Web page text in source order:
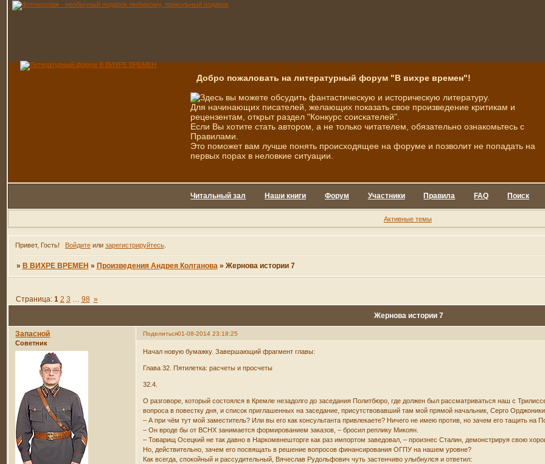
Добро пожаловать на литературный форум "В вихре времен"!
Здесь вы можете обсудить фантастическую и историческую литературу.
Для начинающих писателей, желающих показать свое произведение критикам и
рецензентам, открыт раздел "Конкурс соискателей".
Если Вы хотите стать автором, а не только читателем, обязательно ознакомьтесь с
Правилами.
Это поможет вам лучше понять происходящее на форуме и позволит не попадать на
первых порах в неловкие ситуации.
Читальный зал Наши книги Форум Участники Правила FAQ Поиск
Активные темы
Привет, Гость! Войдитеили зарегистрируйтесь.
» В ВИХРЕ ВРЕМЕН » Произведения Андрея Колганова » Жернова истории 7
Жернова истории 7
Страница: 1 2 3 … 98 »
Поделиться01-08-2014 23:18:25
Запасной
Советник
Начал новую бумажку. Завершающий фрагмент главы:
Глава 32. Пятилетка: расчеты и просчеты
32.4.
О разговоре, который состоялся в Кремле незадолго до заседания Политбюро, где должен был рассматриваться наш с
вопроса в повестку дня, и список приглашенных на заседание, присутствовавший там мой прямой начальник, Серго
– А при чём тут мой заместитель? Или вы его как консультанта привлекаете? Ничего не имею против, но зачем его тащить на
– Он вроде бы от ВСНХ занимается формированием заказов, – бросил реплику Микоян.
– Товарищ Осецкий не так давно в Наркомвнешторге как раз импортом заведовал, – произнес Сталин, демонстрируя свою
Но, действительно, зачем его посвящать в решение вопросов финансирования ОГПУ на нашем уровне?
Как всегда, спокойный и рассудительный, Вячеслав Рудольфович чуть застенчиво улыбнулся и ответил: